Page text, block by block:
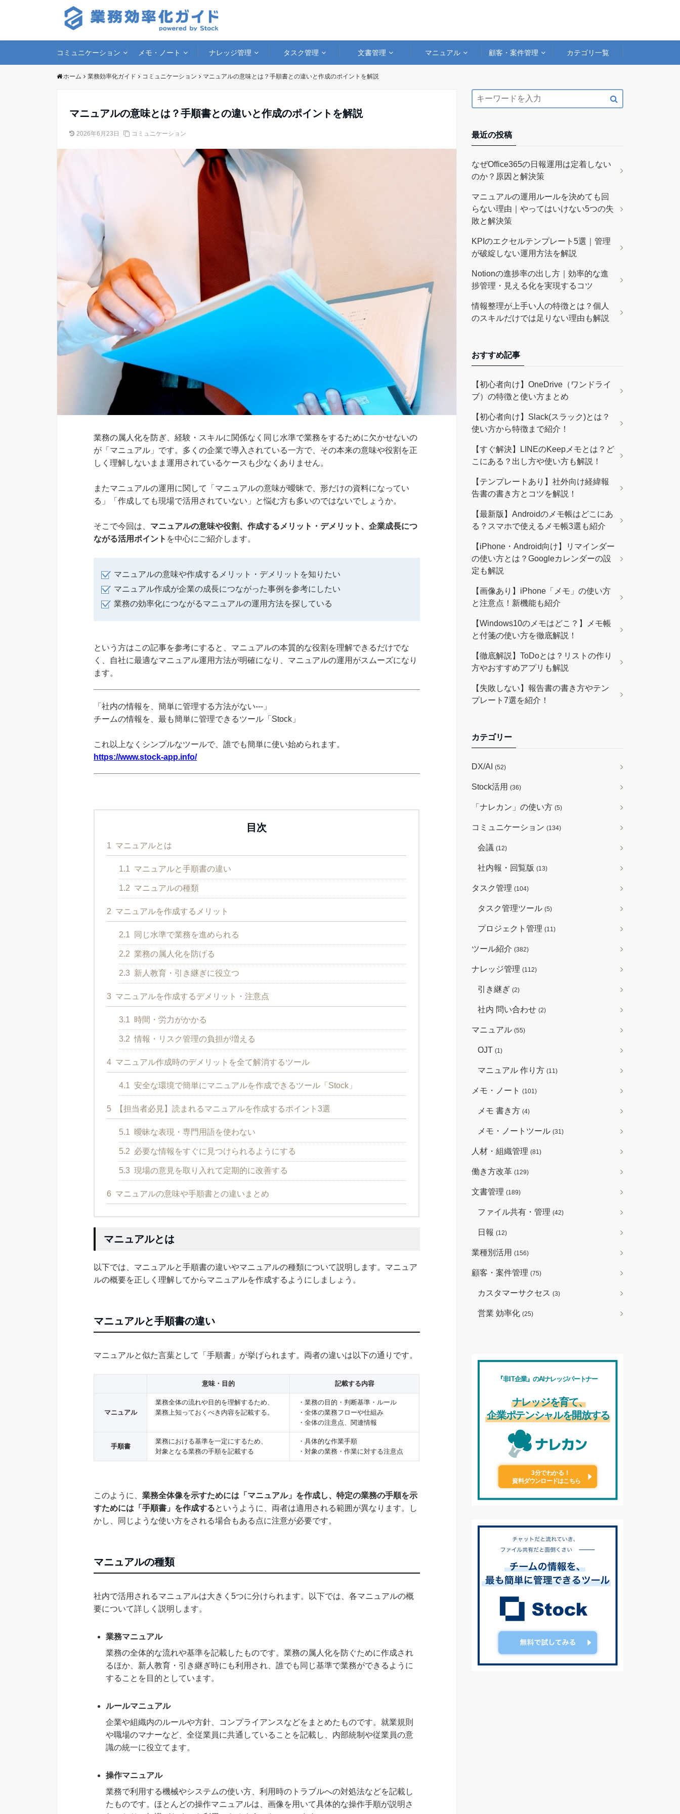
コミュニケーション メモ・ノート ナレッジ管理 タスク管理 文書管理 マニュアル 顧客・案件管理 カテゴリ一覧
ホーム 業務効率化ガイド コミュニケーション マニュアルの意味とは？手順書との違いと作成のポイントを解説
マニュアルの意味とは？手順書との違いと作成のポイントを解説
2026年6月23日 コミュニケーション
業務の属人化を防ぎ、経験・スキルに関係なく同じ水準で業務をするために欠かせないの
が「マニュアル」です。多くの企業で導入されている一方で、その本来の意味や役割を正
しく理解しないまま運用されているケースも少なくありません。
またマニュアルの運用に関して「マニュアルの意味が曖昧で、形だけの資料になってい
る」「作成しても現場で活用されていない」と悩む方も多いのではないでしょうか。
そこで今回は、 マニュアルの意味や役割、作成するメリット・デメリット、企業成長につ
ながる活用ポイント を中心にご紹介します。
マニュアルの意味や作成するメリット・デメリットを知りたい
マニュアル作成が企業の成長につながった事例を参考にしたい
業務の効率化につながるマニュアルの運用方法を探している
という方はこの記事を参考にすると、マニュアルの本質的な役割を理解できるだけでな
く、自社に最適なマニュアル運用方法が明確になり、マニュアルの運用がスムーズになり
ます。
「社内の情報を、簡単に管理する方法がない---」
チームの情報を、最も簡単に管理できるツール「Stock」
これ以上なくシンプルなツールで、誰でも簡単に使い始められます。
https://www.stock-app.info/
目次
1 マニュアルとは
1.1 マニュアルと手順書の違い
1.2 マニュアルの種類
2 マニュアルを作成するメリット
2.1 同じ水準で業務を進められる
2.2 業務の属人化を防げる
2.3 新人教育・引き継ぎに役立つ
3 マニュアルを作成するデメリット・注意点
3.1 時間・労力がかかる
3.2 情報・リスク管理の負担が増える
4 マニュアル作成時のデメリットを全て解消するツール
4.1 安全な環境で簡単にマニュアルを作成できるツール「Stock」
5 【担当者必見】読まれるマニュアルを作成するポイント3選
5.1 曖昧な表現・専門用語を使わない
5.2 必要な情報をすぐに見つけられるようにする
5.3 現場の意見を取り入れて定期的に改善する
6 マニュアルの意味や手順書との違いまとめ
マニュアルとは
以下では、マニュアルと手順書の違いやマニュアルの種類について説明します。マニュア
ルの概要を正しく理解してからマニュアルを作成するようにしましょう。
マニュアルと手順書の違い
マニュアルと似た言葉として「手順書」が挙げられます。両者の違いは以下の通りです。
意味・目的 記載する内容
マニュアル
業務全体の流れや目的を理解するため、
業務上知っておくべき内容を記載する。
・業務の目的・判断基準・ルール
・全体の業務フローや仕組み
・全体の注意点、関連情報
手順書
業務における基準を一定にするため、
対象となる業務の手順を記載する
・具体的な作業手順
・対象の業務・作業に対する注意点
このように、 業務全体像を示すためには「マニュアル」を作成し、特定の業務の手順を示
すためには「手順書」を作成するというように、両者は適用される範囲が異なります。し
かし、同じような使い方をされる場合もある点に注意が必要です。
マニュアルの種類
社内で活用されるマニュアルは大きく5つに分けられます。以下では、各マニュアルの概
要について詳しく説明します。
業務マニュアル
業務の全体的な流れや基準を記載したものです。業務の属人化を防ぐために作成され
るほか、新人教育・引き継ぎ時にも利用され、誰でも同じ基準で業務ができるように
することを目的としています。
ルールマニュアル
企業や組織内のルールや方針、コンプライアンスなどをまとめたものです。就業規則
や職場のマナーなど、全従業員に共通していることを記載し、内部統制や従業員の意
識の統一に役立てます。
操作マニュアル
業務で利用する機械やシステムの使い方、利用時のトラブルへの対処法などを記載し
たものです。ほとんどの操作マニュアルは、画像を用いて具体的な操作手順が説明さ
最近の投稿
なぜOffice365の日報運用は定着しない
のか？原因と解決策
マニュアルの運用ルールを決めても回
らない理由｜やってはいけない5つの失
敗と解決策
KPIのエクセルテンプレート5選｜管理
が破綻しない運用方法を解説
Notionの進捗率の出し方｜効率的な進
捗管理・見える化を実現するコツ
情報整理が上手い人の特徴とは？個人
のスキルだけでは足りない理由も解説
おすすめ記事
【初心者向け】OneDrive（ワンドライ
ブ）の特徴と使い方まとめ
【初心者向け】Slack(スラック)とは？
使い方から特徴まで紹介！
【すぐ解決】LINEのKeepメモとは？ど
こにある？出し方や使い方も解説！
【テンプレートあり】社外向け経緯報
告書の書き方とコツを解説！
【最新版】Androidのメモ帳はどこにあ
る？スマホで使えるメモ帳3選も紹介
【iPhone・Android向け】リマインダー
の使い方とは？Googleカレンダーの設
定も解説
【画像あり】iPhone「メモ」の使い方
と注意点！新機能も紹介
【Windows10のメモはどこ？】メモ帳
と付箋の使い方を徹底解説！
【徹底解説】ToDoとは？リストの作り
方やおすすめアプリも解説
【失敗しない】報告書の書き方やテン
プレート7選を紹介！
カテゴリー
DX/AI (52)
Stock活用 (36)
「ナレカン」の使い方 (5)
コミュニケーション (134)
会議 (12)
社内報・回覧版 (13)
タスク管理 (104)
タスク管理ツール (5)
プロジェクト管理 (11)
ツール紹介 (382)
ナレッジ管理 (112)
引き継ぎ (2)
社内 問い合わせ (2)
マニュアル (55)
OJT (1)
マニュアル 作り方 (11)
メモ・ノート (101)
メモ 書き方 (4)
メモ・ノートツール (31)
人材・組織管理 (81)
働き方改革 (129)
文書管理 (189)
ファイル共有・管理 (42)
日報 (12)
業種別活用 (156)
顧客・案件管理 (75)
カスタマーサクセス (3)
営業 効率化 (25)